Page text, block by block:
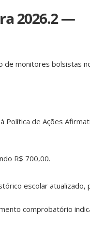
2026.2 —
de monitores bolsistas
Política de Ações
R$ 700,00.
escolar atualizado,
comprobatório